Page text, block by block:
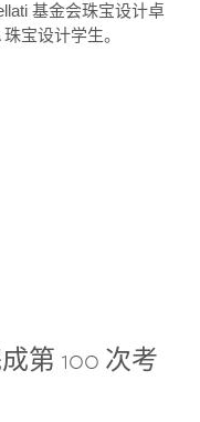
基金会珠宝设计卓
宝设计学生。
第 100 次考